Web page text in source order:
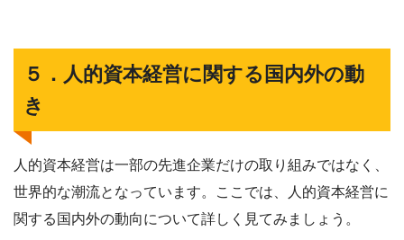
５．人的資本経営に関する国内外の動
き
人的資本経営は一部の先進企業だけの取り組みではなく、
世界的な潮流となっています。ここでは、人的資本経営に
関する国内外の動向について詳しく見てみましょう。